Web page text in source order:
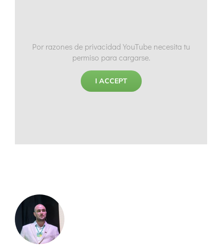
Por razones de privacidad YouTube necesita tu
permiso para cargarse.
I ACCEPT